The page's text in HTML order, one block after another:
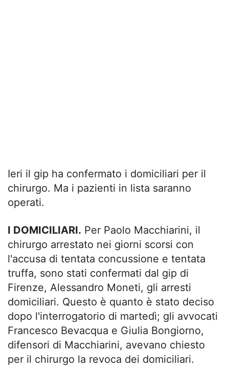
Ieri il gip ha confermato i domiciliari per il
chirurgo. Ma i pazienti in lista saranno
operati.
I DOMICILIARI. Per Paolo Macchiarini, il
chirurgo arrestato nei giorni scorsi con
l'accusa di tentata concussione e tentata
truffa, sono stati confermati dal gip di
Firenze, Alessandro Moneti, gli arresti
domiciliari. Questo è quanto è stato deciso
dopo l'interrogatorio di martedì; gli avvocati
Francesco Bevacqua e Giulia Bongiorno,
difensori di Macchiarini, avevano chiesto
per il chirurgo la revoca dei domiciliari.